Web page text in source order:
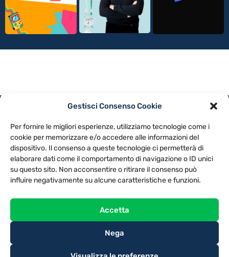
Gestisci Consenso Cookie
Per fornire le migliori esperienze, utilizziamo tecnologie come i
cookie per memorizzare e/o accedere alle informazioni del
dispositivo. Il consenso a queste tecnologie ci permetterà di
elaborare dati come il comportamento di navigazione o ID unici
su questo sito. Non acconsentire o ritirare il consenso può
influire negativamente su alcune caratteristiche e funzioni.
Accetta
Nega
NOTE LEGALI
CONTATTACI PREFERENZE
TV LIBERA S.P.A.
Via Monteleonese 95/21 – 51100 Pistoia (PT)
Tel. 0573.9136 / Fax 0573.913615